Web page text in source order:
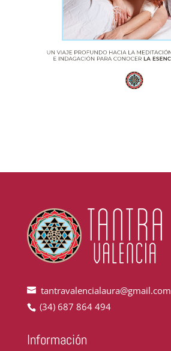
tantravalencialaura@gmail.com
(34) 687 864 494
Información